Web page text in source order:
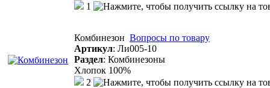
1
Комбинезон Вопросы по товару
Артикул: Ли005-10
Раздел: Комбинезоны
Хлопок 100%
2